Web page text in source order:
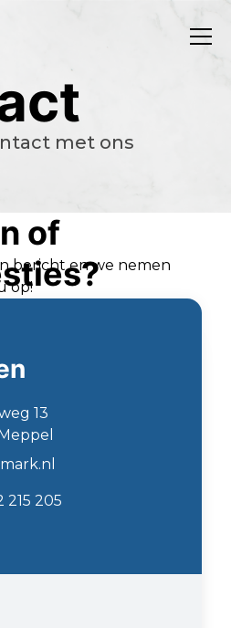
met ons
of
bericht en we nemen
op!
13
215 205